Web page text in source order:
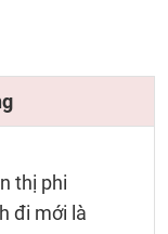
thị phi
đi mới là